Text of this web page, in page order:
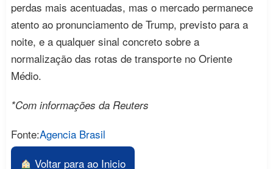
perdas mais acentuadas, mas o mercado permanece
atento ao pronunciamento de Trump, previsto para a
noite, e a qualquer sinal concreto sobre a
normalização das rotas de transporte no Oriente
Médio.
*Com informações da Reuters
Fonte:Agencia Brasil
Voltar para ao Inicio